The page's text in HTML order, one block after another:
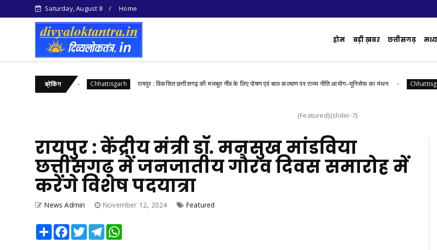
Saturday, August 8 Home
होम बड़ी ख़बर छत्तीसगढ़ मध्य
ब्रेकिंग Chhattisgarh रायपुर : विकसित छत्तीसगढ़ की मजबूत नींव के लिए पोषण एवं बाल कल्याण पर राज्य नीति आयोग–यूनिसेफ का मंथन Chhattisgarh
{Featured}{slider-7}
रायपुर : केंद्रीय मंत्री डॉ. मनसुख मांडविया
छत्तीसगढ़ में जनजातीय गौरव दिवस समारोह में
करेंगे विशेष पदयात्रा
News Admin November 12, 2024 Featured
Share Facebook
TwitterTelegram